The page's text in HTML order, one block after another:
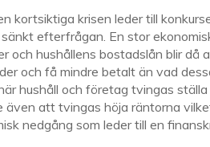
kortsiktiga krisen leder till
efterfrågan. En stor
och hushållens bostadslån blir då
och få mindre betalt än vad
hushåll och företag tvingas
även att tvingas höja räntorna
nedgång som leder till en